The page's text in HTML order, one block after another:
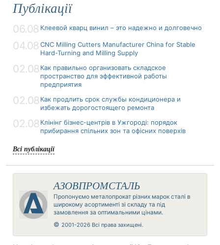
Публікації
06.08 Клеевой кварц винил – это надежно и долговечно
04.08 CNC Milling Cutters Manufacturer China for Stable
Hard-Turning and Milling Supply
02.08 Как правильно организовать складское
пространство для эффективной работы
предприятия
02.08 Как продлить срок службы кондиционера и
избежать дорогостоящего ремонта
02.08 Клінінг бізнес-центрів в Ужгороді: порядок
прибирання спільних зон та офісних поверхів
Всі публікації
АЗОВПРОМСТАЛЬ
Пропонуємо металопрокат різних марок сталі в
широкому асортименті зі складу та під
замовлення за оптимальними цінами.
© 2001-2026 Всі права захищені.